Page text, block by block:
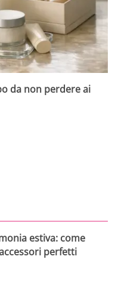
da non perdere ai
estiva: come
perfetti